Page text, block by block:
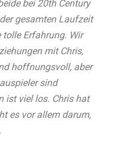
bei 20th Century
gesamten Laufzeit
tolle Erfahrung. Wir
mit Chris,
hoffnungsvoll, aber
sind
ist viel los. Chris hat
es vor allem darum,